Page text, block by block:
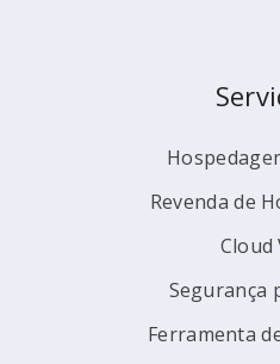
Revenda de
Cloud
Segurança
Ferramenta